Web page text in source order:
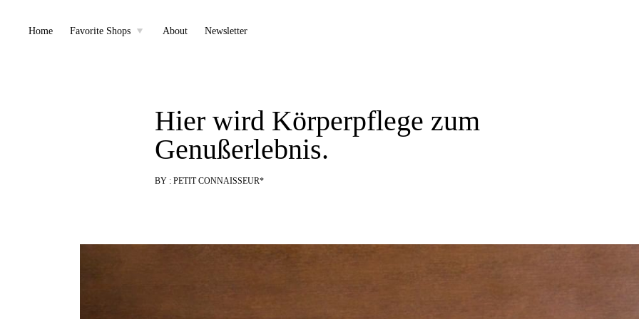
Skip
Home Favorite Shops
toggle
About Newsletter
Hier wird Körperpflege zum
Genußerlebnis.
BY : PETIT CONNAISSEUR*